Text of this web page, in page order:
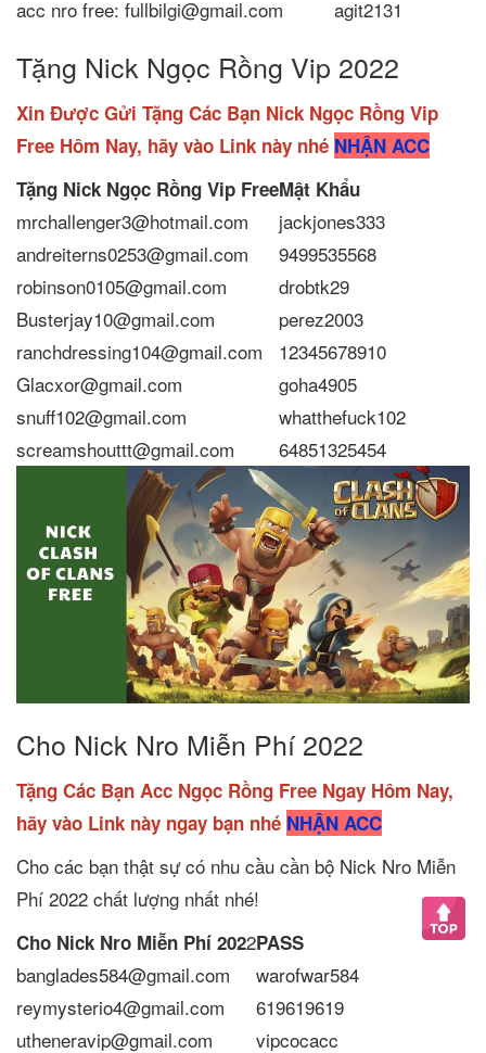
acc nro free: fullbilgi@gmail.com
agit2131
Tặng Nick Ngọc Rồng Vip 2022
Xin Được Gửi Tặng Các Bạn Nick Ngọc Rồng Vip
Free Hôm Nay, hãy vào Link này nhé NHẬN ACC
Tặng Nick Ngọc Rồng Vip FreeMật Khẩu
mrchallenger3@hotmail.com
jackjones333
andreiterns0253@gmail.com
9499535568
robinson0105@gmail.com
drobtk29
Busterjay10@gmail.com
perez2003
ranchdressing104@gmail.com
12345678910
Glacxor@gmail.com
goha4905
snuff102@gmail.com
whatthefuck102
screamshouttt@gmail.com
64851325454
Cho Nick Nro Miễn Phí 2022
Tặng Các Bạn Acc Ngọc Rồng Free Ngay Hôm Nay,
hãy vào Link này ngay bạn nhé NHẬN ACC
Cho các bạn thật sự có nhu cầu cần bộ Nick Nro Miễn
Phí 2022 chất lượng nhất nhé!
Cho Nick Nro Miễn Phí 2022PASS
banglades584@gmail.com
warofwar584
reymysterio4@gmail.com
619619619
utheneravip@gmail.com
vipcocacc